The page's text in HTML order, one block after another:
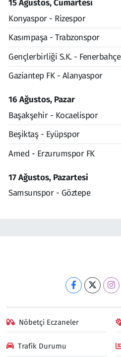
15 Ağustos, Cumartesi
Konyaspor - Rizespor
Kasımpaşa - Trabzonspor
Gençlerbirliği S.K. - Fenerbahçe
Gaziantep FK - Alanyaspor
16 Ağustos, Pazar
Başakşehir - Kocaelispor
Beşiktaş - Eyüpspor
Amed - Erzurumspor FK
17 Ağustos, Pazartesi
Samsunspor - Göztepe
Nöbetçi Eczaneler
Trafik Durumu